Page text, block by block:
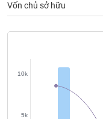
Vốn chủ sở hữu
5k
10k